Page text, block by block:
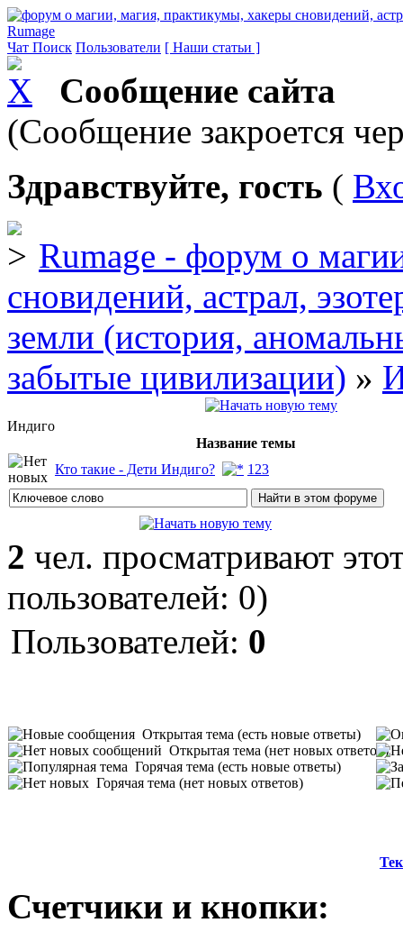
Rumage
Чат Поиск Пользователи [ Наши статьи ]
Сообщение сайта
(Сообщение закроется
Здравствуйте, гость (
Rumage - форум о
сновидений, астрал,
земли (история,
забытые цивилизации) »
Индиго
Название темы
Кто такие - Дети Индиго?
1 23
2 чел. просматривают
пользователей: 0)
Пользователей: 0
Открытая тема (есть новые ответы)
Открытая тема (нет новых ответов)
Горячая тема (есть новые ответы)
Горячая тема (нет новых ответов)
Счетчики и кнопки: